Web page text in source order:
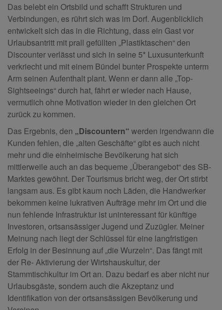
Das belebt ein Ortsbild und schafft Strukturen und
Verbindungen, es rührt sich was im Dorf. Augenblicklich
entwickelt sich das in die Richtung, dass ein Gast vor
Urlaubsantritt mit prall gefüllten „Plastiktaschen“ den
Discounter verlässt und sich in seine 5* Luxusunterkunft
verkriecht und mit einem Bündel bunter Prospekte unterm
Arm seinen Aufenthalt plant. Wenn er dann alle „Top-
Sightseeings“ durch hat, fährt er wieder nach Hause,
vermutlich ohne Motivation wieder in den gleichen Ort
zurück zu kommen.
Das Ergebnis, den „Discountern“ werden irgendwann die
Kunden fehlen, die „alten Geschäfte“ gibt es auch nicht
mehr und die einheimische Bevölkerung hat sich
mittlerweile auch an das bequeme „Überangebot“ des SB-
Marktes gewöhnt. Der Tourismus bricht weg, der Ort stirbt
langsam aus. Es gibt kaum noch Läden, die Handwerker
bekommen keine lukrativen Aufträge mehr im Ort und die
nun fehlende Infrastruktur ist uninteressant für künftige
Investoren, ortsansässiger Jugend und Zuzügler. Meiner
Meinung nach liegt der Schlüssel für eine langfristigen
Erfolg in der Besinnung auf „die Wurzeln“. Das fängt mit
der Re- Aktivierung der Wirtshauskultur, der
Stammtischkultur im Ort an. Dazu bedarf es aber nicht nur
Urlaubsgäste, sondern auch die Akzeptanz und
Identifikation von der ortsansässigen Bevölkerung und